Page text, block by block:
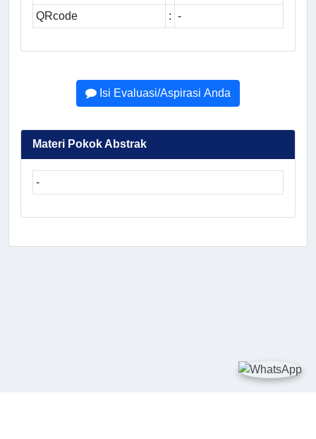
QRcode
: -
Isi Evaluasi/Aspirasi Anda
Materi Pokok Abstrak
-